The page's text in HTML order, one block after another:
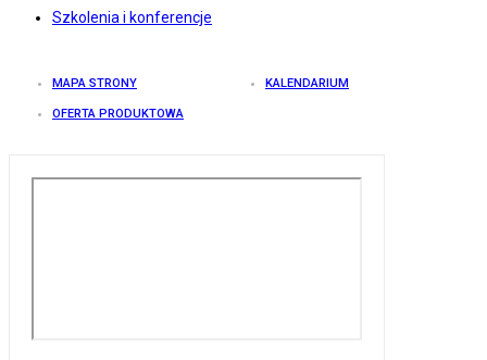
Szkolenia i konferencje
MAPA STRONY KALENDARIUM
OFERTA PRODUKTOWA